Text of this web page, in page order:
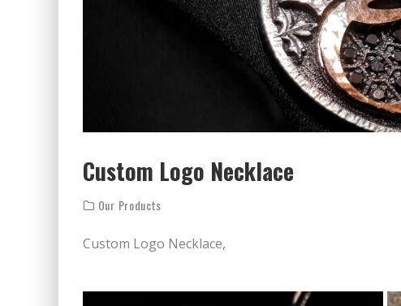
Custom Logo Necklace
Our Products
Custom Logo Necklace,